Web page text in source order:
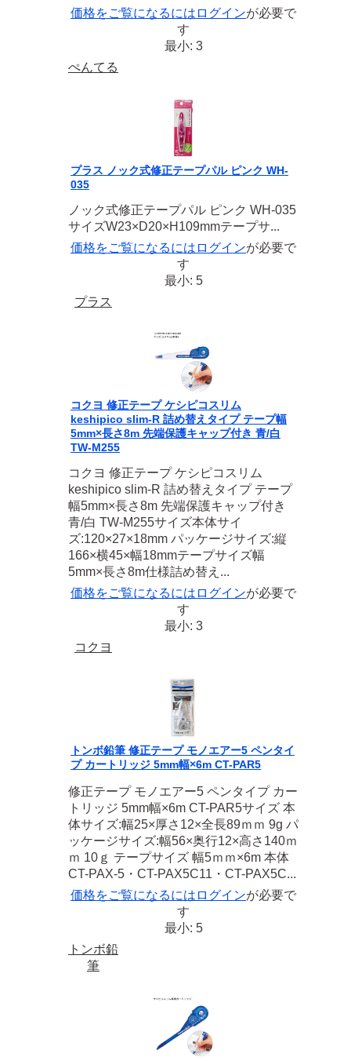
価格をご覧になるには ログインが必要で
す
最小: 3
ぺんてる
プラス ノック式修正テープパル ピンク WH-
035
ノック式修正テープパル ピンク WH-035
サイズW23×D20×H109mmテープサ...
価格をご覧になるには ログインが必要で
す
最小: 5
プラス
コクヨ 修正テープ ケシピコスリム
keshipico slim-R 詰め替えタイプ テープ幅
5mm×長さ8m 先端保護キャップ付き 青/白
TW-M255
コクヨ 修正テープ ケシピコスリム
keshipico slim-R 詰め替えタイプ テープ
幅5mm×長さ8m 先端保護キャップ付き
青/白 TW-M255サイズ本体サイ
ズ:120×27×18mm パッケージサイズ:縦
166×横45×幅18mmテープサイズ幅
5mm×長さ8m仕様詰め替え...
価格をご覧になるには ログインが必要で
す
最小: 3
コクヨ
トンボ鉛筆 修正テープ モノエアー5 ペンタイ
プ カートリッジ 5mm幅×6m CT-PAR5
修正テープ モノエアー5 ペンタイプ カー
トリッジ 5mm幅×6m CT-PAR5サイズ 本
体サイズ:幅25×厚さ12×全長89ｍｍ 9g パ
ッケージサイズ:幅56×奥行12×高さ140ｍ
ｍ 10ｇ テープサイズ 幅5ｍｍ×6m 本体
CT-PAX-5・CT-PAX5C11・CT-PAX5C...
価格をご覧になるには ログインが必要で
す
最小: 5
トンボ鉛
筆